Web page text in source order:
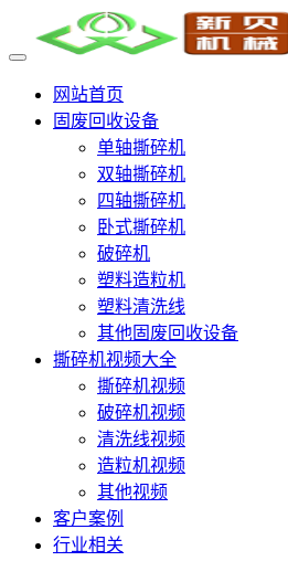
网站首页
固废回收设备
单轴撕碎机
双轴撕碎机
四轴撕碎机
卧式撕碎机
破碎机
塑料造粒机
塑料清洗线
其他固废回收设备
撕碎机视频大全
撕碎机视频
破碎机视频
清洗线视频
造粒机视频
其他视频
客户案例
行业相关